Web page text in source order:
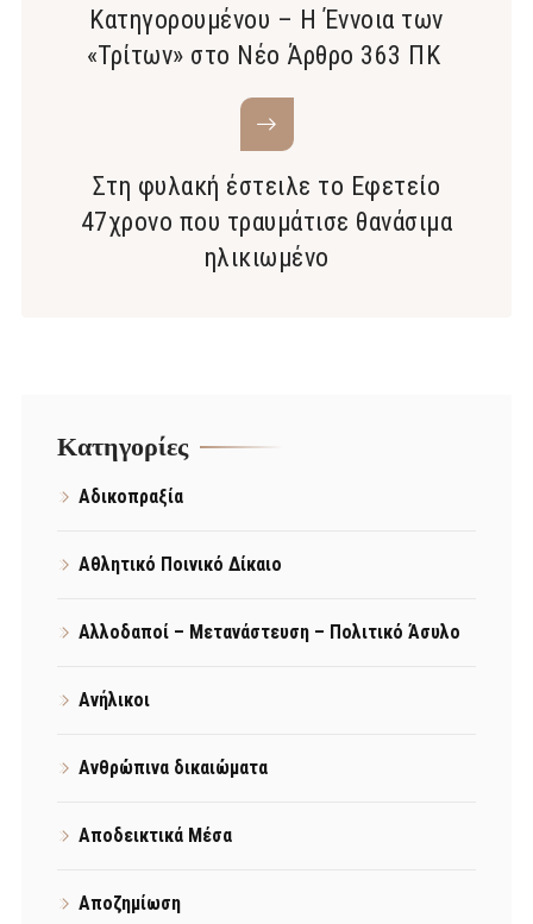
Κατηγορουμένου – Η Έννοια των
«Τρίτων» στο Νέο Άρθρο 363 ΠΚ
Στη φυλακή έστειλε το Εφετείο
47χρονο που τραυμάτισε θανάσιμα
ηλικιωμένο
Kατηγορίες
Αδικοπραξία
Αθλητικό Ποινικό Δίκαιο
Αλλοδαποί – Μετανάστευση – Πολιτικό Άσυλο
Ανήλικοι
Ανθρώπινα δικαιώματα
Αποδεικτικά Μέσα
Αποζημίωση